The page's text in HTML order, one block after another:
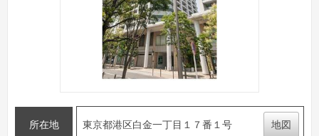
所在地 東京都港区白金一丁目１７番１号 地図